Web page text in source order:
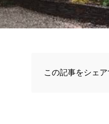
この記事をシェ